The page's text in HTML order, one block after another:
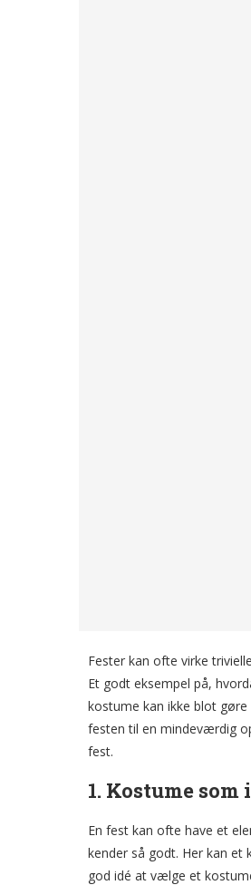
Fester kan ofte virke
Et godt eksempel på,
kostume kan ikke blot
festen til en mindeværdig
fest.
1. Kostume som
En fest kan ofte have et
kender så godt. Her kan
god idé at vælge et